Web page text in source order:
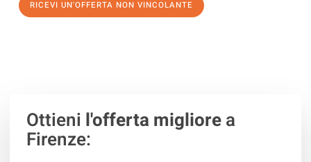
RICEVI UN'OFFERTA NON VINCOLANTE
Ottieni l'offerta migliorea
Firenze: